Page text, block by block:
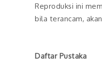
Reproduksi ini
bila terancam,
Daftar Pustaka